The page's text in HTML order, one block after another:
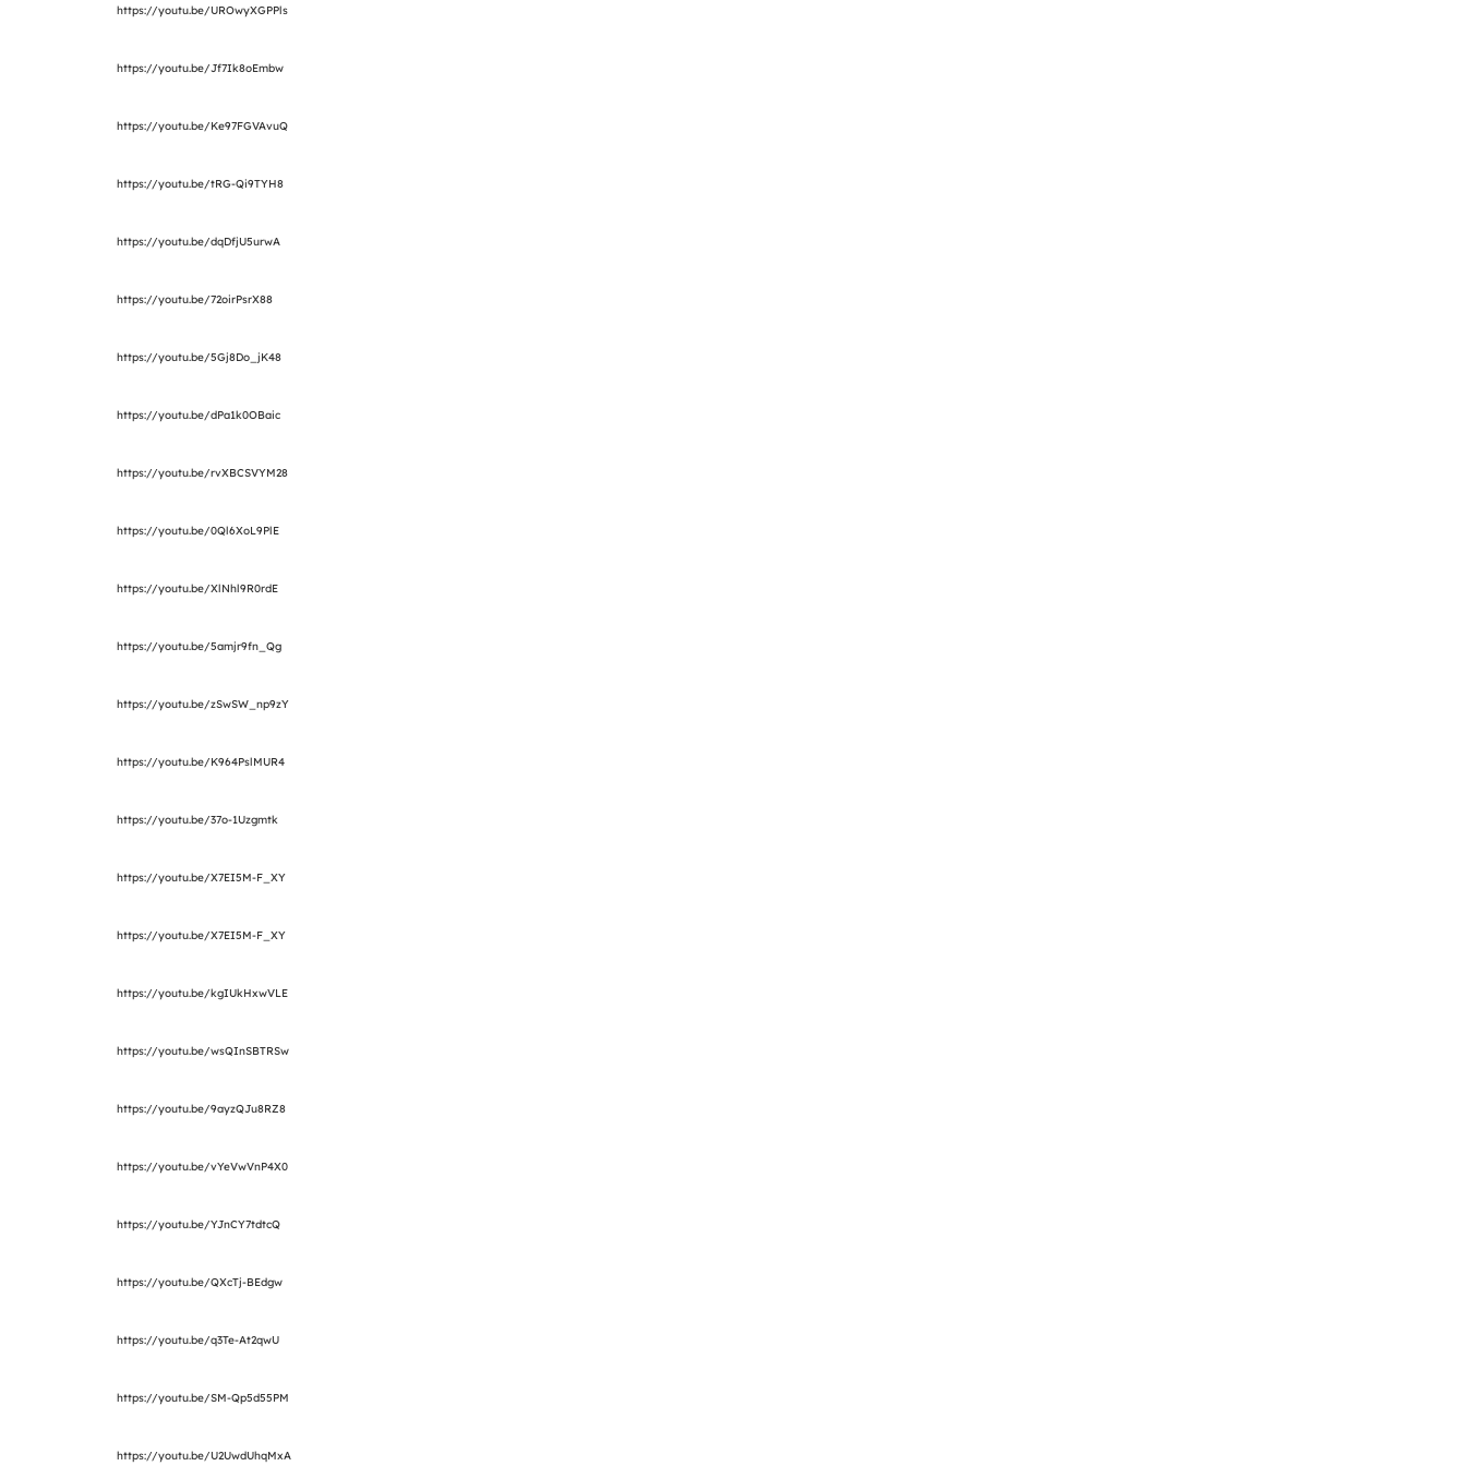
https://youtu.be/UROwyXGPPls
https://youtu.be/Jf7Ik8oEmbw
https://youtu.be/Ke97FGVAvuQ
https://youtu.be/tRG-Qi9TYH8
https://youtu.be/dqDfjU5urwA
https://youtu.be/72oirPsrX88
https://youtu.be/5Gj8Do_jK48
https://youtu.be/dPa1k0OBaic
https://youtu.be/rvXBCSVYM28
https://youtu.be/0Ql6XoL9PlE
https://youtu.be/XlNhl9R0rdE
https://youtu.be/5amjr9fn_Qg
https://youtu.be/zSwSW_np9zY
https://youtu.be/K964PslMUR4
https://youtu.be/37o-1Uzgmtk
https://youtu.be/X7EI5M-F_XY
https://youtu.be/X7EI5M-F_XY
https://youtu.be/kgIUkHxwVLE
https://youtu.be/wsQInSBTRSw
https://youtu.be/9ayzQJu8RZ8
https://youtu.be/vYeVwVnP4X0
https://youtu.be/YJnCY7tdtcQ
https://youtu.be/QXcTj-BEdgw
https://youtu.be/q3Te-At2qwU
https://youtu.be/SM-Qp5d55PM
https://youtu.be/U2UwdUhqMxA